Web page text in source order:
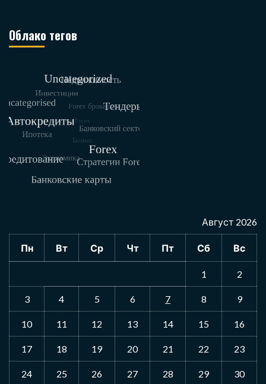
Облако тегов
Август 2026
Пн Вт Ср Чт Пт Сб Вс
1 2
3 4 5 6 7 8 9
10 11 12 13 14 15 16
17 18 19 20 21 22 23
24 25 26 27 28 29 30